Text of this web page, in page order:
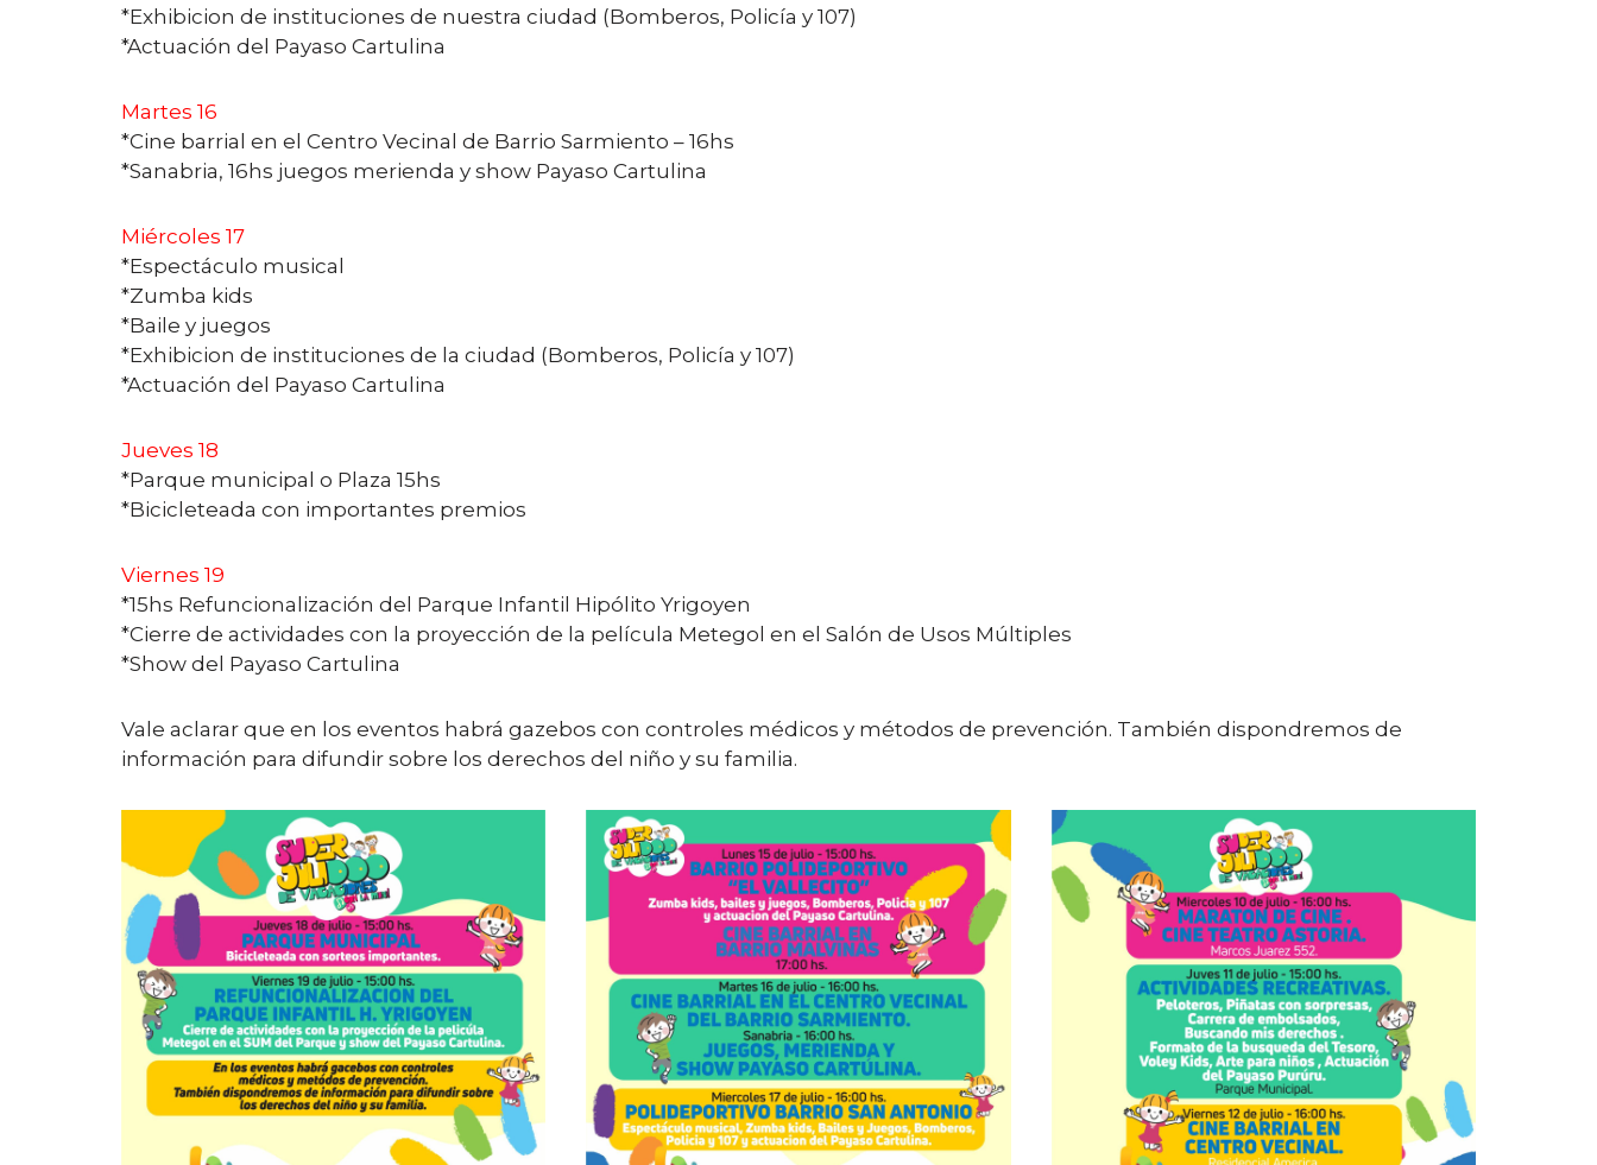
*Exhibicion de instituciones de nuestra ciudad (Bomberos, Policía y 107)
*Actuación del Payaso Cartulina
Martes 16
*Cine barrial en el Centro Vecinal de Barrio Sarmiento – 16hs
*Sanabria, 16hs juegos merienda y show Payaso Cartulina
Miércoles 17
*Espectáculo musical
*Zumba kids
*Baile y juegos
*Exhibicion de instituciones de la ciudad (Bomberos, Policía y 107)
*Actuación del Payaso Cartulina
Jueves 18
*Parque municipal o Plaza 15hs
*Bicicleteada con importantes premios
Viernes 19
*15hs Refuncionalización del Parque Infantil Hipólito Yrigoyen
*Cierre de actividades con la proyección de la película Metegol en el Salón de Usos Múltiples
*Show del Payaso Cartulina
Vale aclarar que en los eventos habrá gazebos con controles médicos y métodos de prevención. También dispondremos de
información para difundir sobre los derechos del niño y su familia.